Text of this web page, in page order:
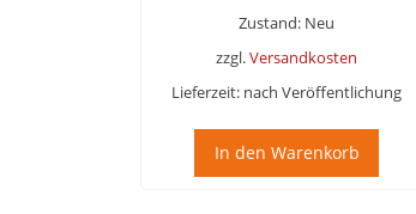
Zustand: Neu
zzgl.Versandkosten
Lieferzeit: nach Veröffentlichung
In den Warenkorb